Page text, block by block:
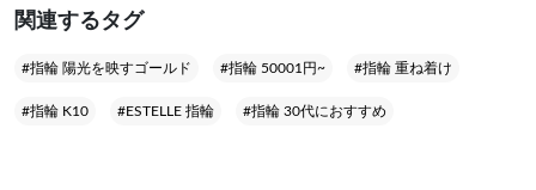
関連するタグ
#指輪 陽光を映すゴールド #指輪 50001円~ #指輪 重ね着け
#指輪 K10 #ESTELLE 指輪 #指輪 30代におすすめ